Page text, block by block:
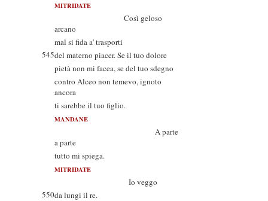
MITRIDATE
Così geloso
arcano
mal si fida a' trasporti
545del materno piacer. Se il tuo dolore
pietà non mi facea, se del tuo sdegno
contro Alceo non temevo, ignoto
ancora
ti sarebbe il tuo figlio.
MANDANE
A parte
a parte
tutto mi spiega.
MITRIDATE
Io veggo
550da lungi il re.